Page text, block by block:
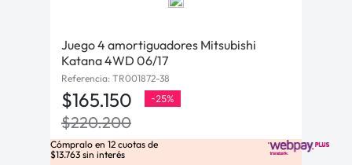
Juego 4 amortiguadores Mitsubishi
Katana 4WD 06/17
Referencia: TR001872-38
$165.150 -25%
$220.200
Cómpralo en 12 cuotas de
$13.763 sin interés